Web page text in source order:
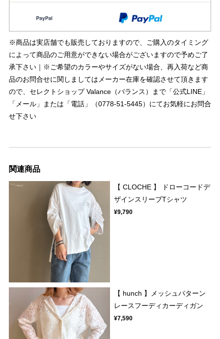
※商品は実店舗でも販売しておりますので、ご購入のタイミング
によって商品のご用意ができない場合がございますので予めご了
承下さい｜※ご希望のカラーやサイズがない場合、再入荷など商
品のお問合せに関しましてはメーカー在庫を確認させて頂きます
ので、セレクトショップ Valance（バランス）まで「公式LINE」
「メール」または「電話」（0778-51-5445）にてお気軽にお問合
せ下さい
関連商品
【 CLOCHE 】 ドローコードデ
ザインスリーブTシャツ
¥9,790
【 hunch 】メッシュパターン
レースフーディカーディガン
¥7,590